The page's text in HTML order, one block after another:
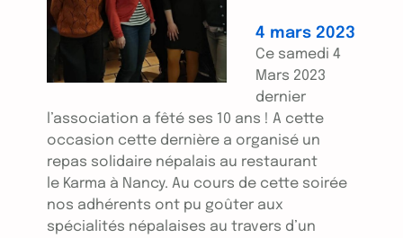
4 mars 2023
Ce samedi 4
Mars 2023
dernier
l’association a fêté ses 10 ans ! A cette
occasion cette dernière a organisé un
repas solidaire népalais au restaurant
le Karma à Nancy. Au cours de cette soirée
nos adhérents ont pu goûter aux
spécialités népalaises au travers d’un